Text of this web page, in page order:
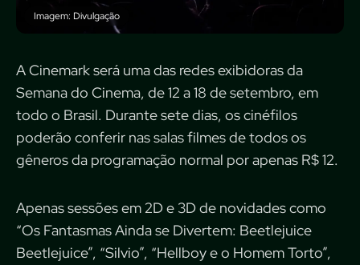
Imagem: Divulgação
A Cinemark será uma das redes exibidoras da
Semana do Cinema, de 12 a 18 de setembro, em
todo o Brasil. Durante sete dias, os cinéfilos
poderão conferir nas salas filmes de todos os
gêneros da programação normal por apenas R$ 12.
Apenas sessões em 2D e 3D de novidades como
“Os Fantasmas Ainda se Divertem: Beetlejuice
Beetlejuice”, “Silvio”, “Hellboy e o Homem Torto”,